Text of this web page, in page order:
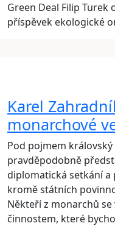
Green Deal Filip
příspěvek ekologické
Karel
monarchové
Pod pojmem
pravděpodobně
diplomatická setkání a
kromě státních
Někteří z monarchů
činnostem, které